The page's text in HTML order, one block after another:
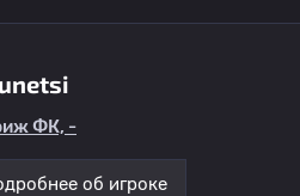
ФК, -
об игроке